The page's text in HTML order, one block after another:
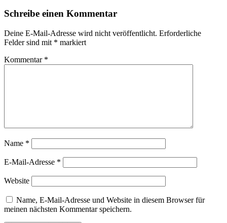
Schreibe einen Kommentar
Deine E-Mail-Adresse wird nicht veröffentlicht. Erforderliche
Felder sind mit * markiert
Kommentar *
Name *
E-Mail-Adresse *
Website
Name, E-Mail-Adresse und Website in diesem Browser für
meinen nächsten Kommentar speichern.